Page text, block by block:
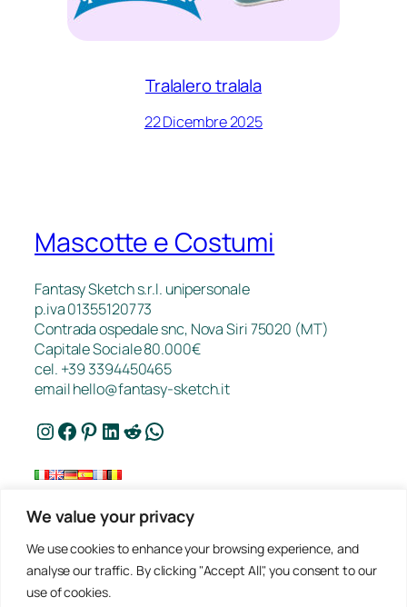
We value your privacy
We use cookies to enhance your browsing experience, and
analyse our traffic. By clicking "Accept All", you consent to our
use of cookies.
Tralalero tralala
22 Dicembre 2025
Mascotte e Costumi
Fantasy Sketch s.r.l. unipersonale
p.iva 01355120773
Contrada ospedale snc, Nova Siri 75020 (MT)
Capitale Sociale 80.000€
cel. +39 3394450465
emailhello@fantasy-sketch.it
Instagram Facebook Pinterest LinkedIn Reddit WhatsApp
Lavori
Contatti
Privacy